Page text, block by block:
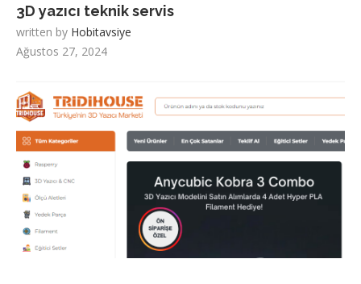
3D yazıcı teknik servis
written by Hobitavsiye
Ağustos 27, 2024